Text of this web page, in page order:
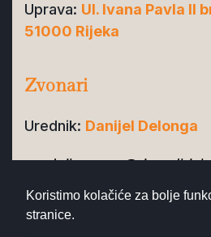
Koristimo kolačiće za bolje
stranice.
Uprava: Ul. Ivana Pavla II
51000 Rijeka
Zvonari
Urednik: Danijel Delonga
urednik.zvona@ri-
Pomoćnici urednika:
Medved